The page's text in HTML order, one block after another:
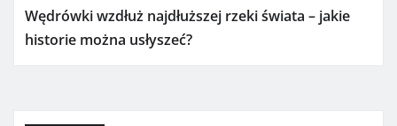
Wędrówki wzdłuż najdłuższej rzeki świata – jakie
historie można usłyszeć?